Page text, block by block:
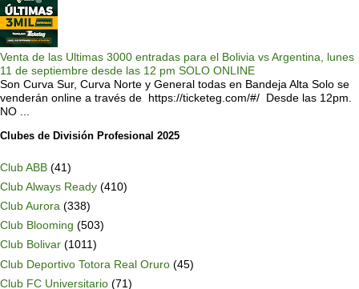
Venta de las Ultimas 3000 entradas para el Bolivia vs Argentina, lunes
11 de septiembre desde las 12 pm SOLO ONLINE
Son Curva Sur, Curva Norte y General todas en Bandeja Alta Solo se
venderán online a través de https://ticketeg.com/#/ Desde las 12pm.
NO ...
Clubes de División Profesional 2025
Club ABB (41)
Club Always Ready (410)
Club Aurora (338)
Club Blooming (503)
Club Bolivar (1011)
Club Deportivo Totora Real Oruro (45)
Club FC Universitario (71)